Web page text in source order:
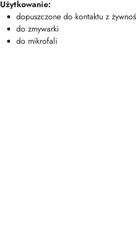
Użytkowanie:
dopuszczone do kontaktu z
do zmywarki
do mikrofali